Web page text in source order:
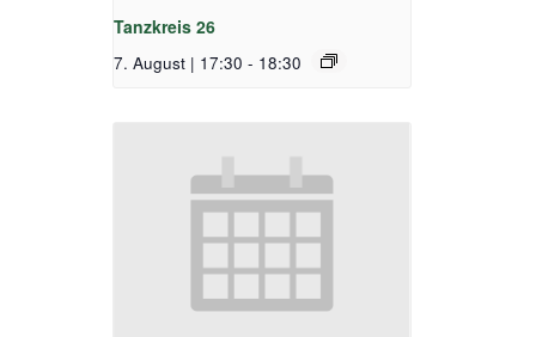
Tanzkreis 26
7. August | 17:30 - 18:30